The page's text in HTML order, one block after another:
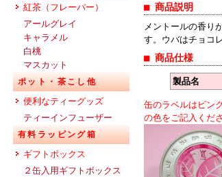
紅茶（フレーバー）
アールグレイ
キャラメル
白桃
マスカット
ポット・茶こし他
便利なティーグッズ
ティーインフューザー
有料ラッピング箱
ギフトボックス
２缶入用ギフトボックス
■ 商品説明
メントールの香り
す。ウバはチョコ
■ 商品仕様
製品名
缶のラベルはピン
の色をご記入くだ